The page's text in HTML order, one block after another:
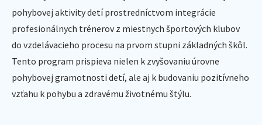
pohybovej aktivity detí prostredníctvom integrácie
profesionálnych trénerov z miestnych športových klubov
do vzdelávacieho procesu na prvom stupni základných škôl.
Tento program prispieva nielen k zvyšovaniu úrovne
pohybovej gramotnosti detí, ale aj k budovaniu pozitívneho
vzťahu k pohybu a zdravému životnému štýlu.